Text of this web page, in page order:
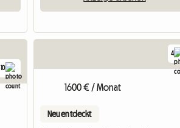
10
4
1600 € / Monat
Neu entdeckt